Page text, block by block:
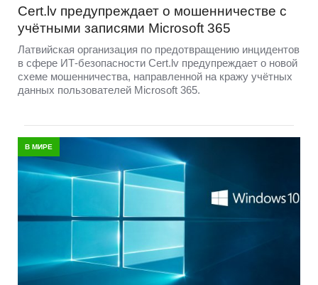
Cert.lv предупреждает о мошенничестве с
учётными записями Microsoft 365
Латвийская организация по предотвращению инцидентов
в сфере ИТ-безопасности Cert.lv предупреждает о новой
схеме мошенничества, направленной на кражу учётных
данных пользователей Microsoft 365.
В МИРЕ